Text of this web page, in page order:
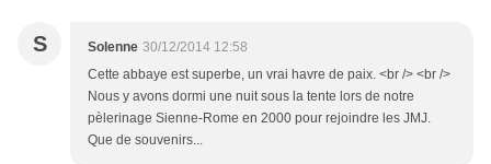
S Solenne 30/12/2014 12:58
Cette abbaye est superbe, un vrai havre de paix. <br /> <br />
Nous y avons dormi une nuit sous la tente lors de notre
pèlerinage Sienne-Rome en 2000 pour rejoindre les JMJ.
Que de souvenirs...